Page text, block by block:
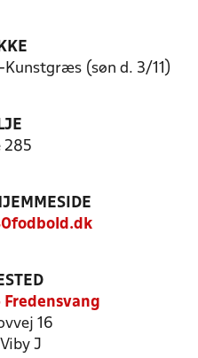
Kunstgræs (søn d. 3/11)
285
16
J